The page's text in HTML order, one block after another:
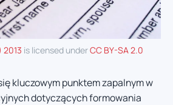
2013 is licensed underCC BY-SA 2.0
kluczowym punktem zapalnym w
dotyczących formowania